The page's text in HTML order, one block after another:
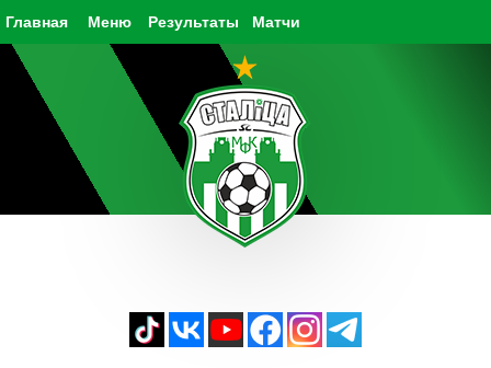
Главная Результаты Матчи
Меню